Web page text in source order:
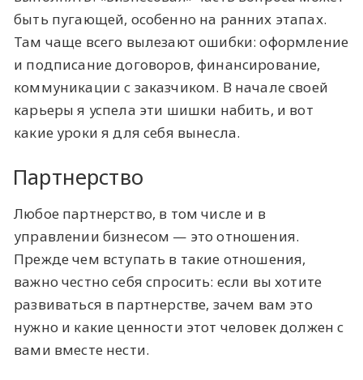
быть пугающей, особенно на ранних этапах.
Там чаще всего вылезают ошибки: оформление
и подписание договоров, финансирование,
коммуникации с заказчиком. В начале своей
карьеры я успела эти шишки набить, и вот
какие уроки я для себя вынесла.
Партнерство
Любое партнерство, в том числе и в
управлении бизнесом — это отношения.
Прежде чем вступать в такие отношения,
важно честно себя спросить: если вы хотите
развиваться в партнерстве, зачем вам это
нужно и какие ценности этот человек должен с
вами вместе нести.